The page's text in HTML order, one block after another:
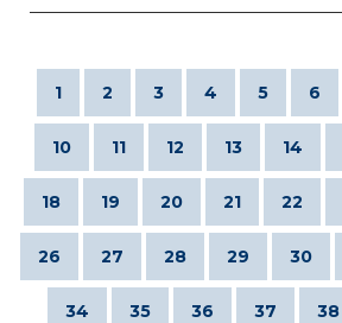
1 2 3 4 5 6
10 11 12 13 14
18 19 20 21 22
26 27 28 29 30
34 35 36 37 38